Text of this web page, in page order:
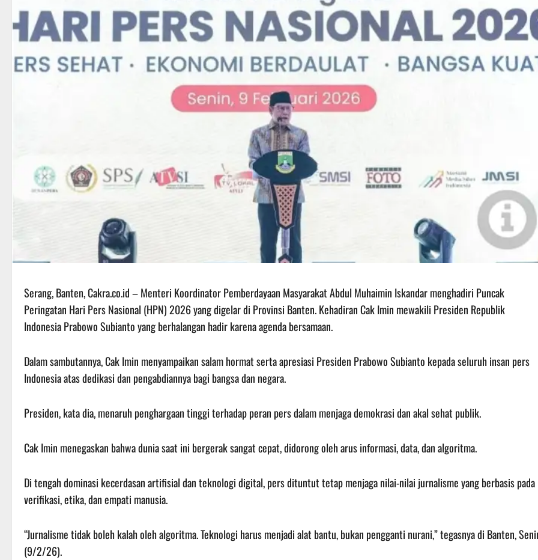
Serang, Banten, Cakra.co.id – Menteri Koordinator Pemberdayaan Masyarakat Abdul Muhaimin Iskandar menghadiri Puncak
Peringatan Hari Pers Nasional (HPN) 2026 yang digelar di Provinsi Banten. Kehadiran Cak Imin mewakili Presiden Republik
Indonesia Prabowo Subianto yang berhalangan hadir karena agenda bersamaan.
Dalam sambutannya, Cak Imin menyampaikan salam hormat serta apresiasi Presiden Prabowo Subianto kepada seluruh insan pers
Indonesia atas dedikasi dan pengabdiannya bagi bangsa dan negara.
Presiden, kata dia, menaruh penghargaan tinggi terhadap peran pers dalam menjaga demokrasi dan akal sehat publik.
Cak Imin menegaskan bahwa dunia saat ini bergerak sangat cepat, didorong oleh arus informasi, data, dan algoritma.
Di tengah dominasi kecerdasan artifisial dan teknologi digital, pers dituntut tetap menjaga nilai-nilai jurnalisme yang berbasis pada
verifikasi, etika, dan empati manusia.
“Jurnalisme tidak boleh kalah oleh algoritma. Teknologi harus menjadi alat bantu, bukan pengganti nurani,” tegasnya di Banten,
(9/2/26).